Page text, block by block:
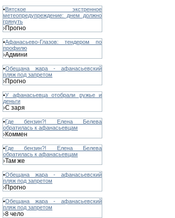
•Вятское экстренное
метеопредупреждение: днем должно
грянуть
›Прогно
•Афанасьево-Глазов: тендером по
профилю
›Админи
•Обещана жара - афанасьевский
пляж под запретом
›Прогно
•У афанасьевца отобрали ружье и
деньги
›С заря
•Где бензин?! Елена Белева
обратилась к афанасьевцам
›Коммен
•Где бензин?! Елена Белева
обратилась к афанасьевцам
›Там же
•Обещана жара - афанасьевский
пляж под запретом
›Прогно
•Обещана жара - афанасьевский
пляж под запретом
›8 чело